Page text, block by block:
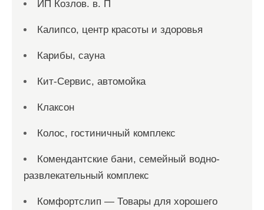
ИП Козлов. в. П
Калипсо, центр красоты и здоровья
Карибы, сауна
Кит-Сервис, автомойка
Клаксон
Колос, гостиничный комплекс
Комендантские бани, семейный водно-
развлекательный комплекс
Комфортслип — Товары для хорошего